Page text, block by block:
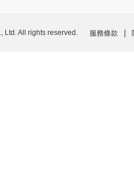
Ltd. All rights reserved. 服務條款